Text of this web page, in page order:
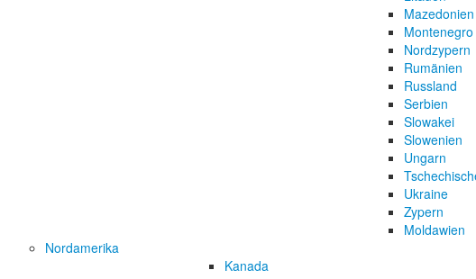
Mazedonien
Montenegro
Nordzypern
Rumänien
Russland
Serbien
Slowakei
Slowenien
Ungarn
Ukraine
Zypern
Moldawien
Nordamerika
Kanada